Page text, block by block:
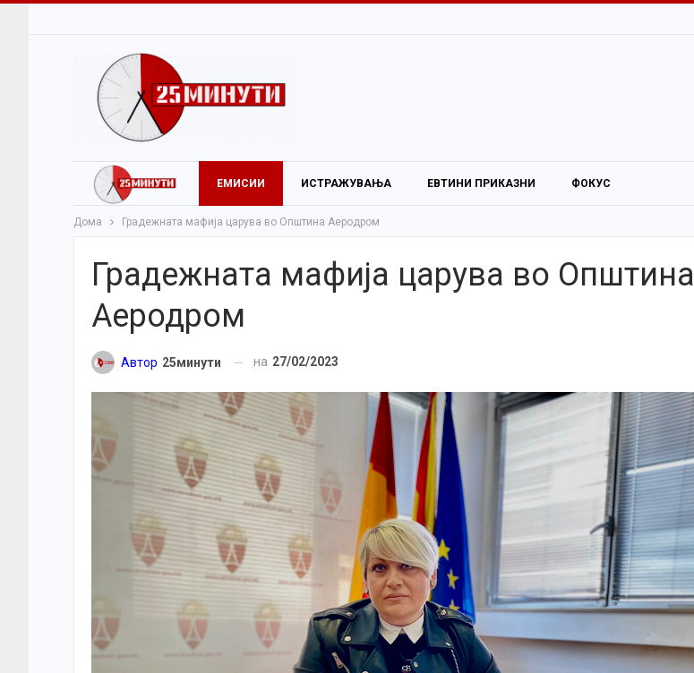
ЕМИСИИ ИСТРАЖУВАЊА ЕВТИНИ ПРИКАЗНИ ФОКУС
Дома Градежната мафија царува во Општина Аеродром
Градежната мафија царува во Општина
Аеродром
Автор 25минути на 27/02/2023